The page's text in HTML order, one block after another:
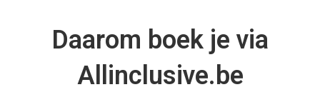
Daarom boek je via
Allinclusive.be